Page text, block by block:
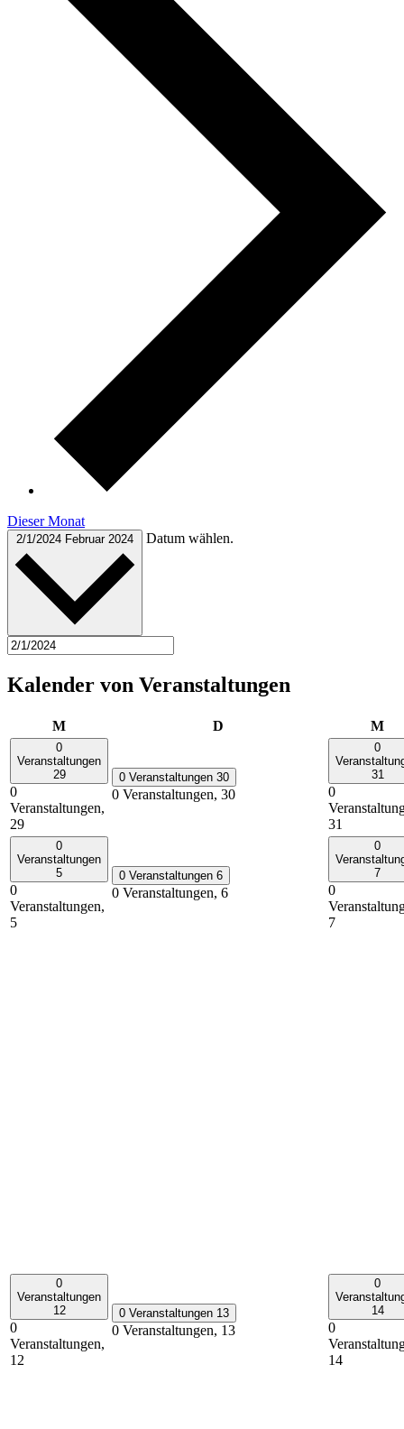
Dieser Monat
2/1/2024 Februar 2024 Datum wählen.
Kalender von Veranstaltungen
MMontag D M
0
Veranstaltungen
29
0
Veranstaltungen,
29
0 Veranstaltungen 30
0 Veranstaltungen, 30
0
31
0
31
0
Veranstaltungen
5
0
Veranstaltungen,
5
0 Veranstaltungen 6
0 Veranstaltungen, 6
0
7
0
7
0
Veranstaltungen
12
0
Veranstaltungen,
12
0 Veranstaltungen 13
0 Veranstaltungen, 13
0
14
0
14